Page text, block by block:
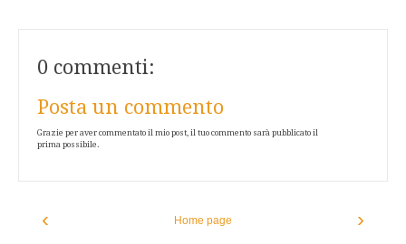
0 commenti:
Posta un commento
Grazie per aver commentato il mio post, il tuo commento sarà pubblicato il
prima possibile.
‹ ›
Home page